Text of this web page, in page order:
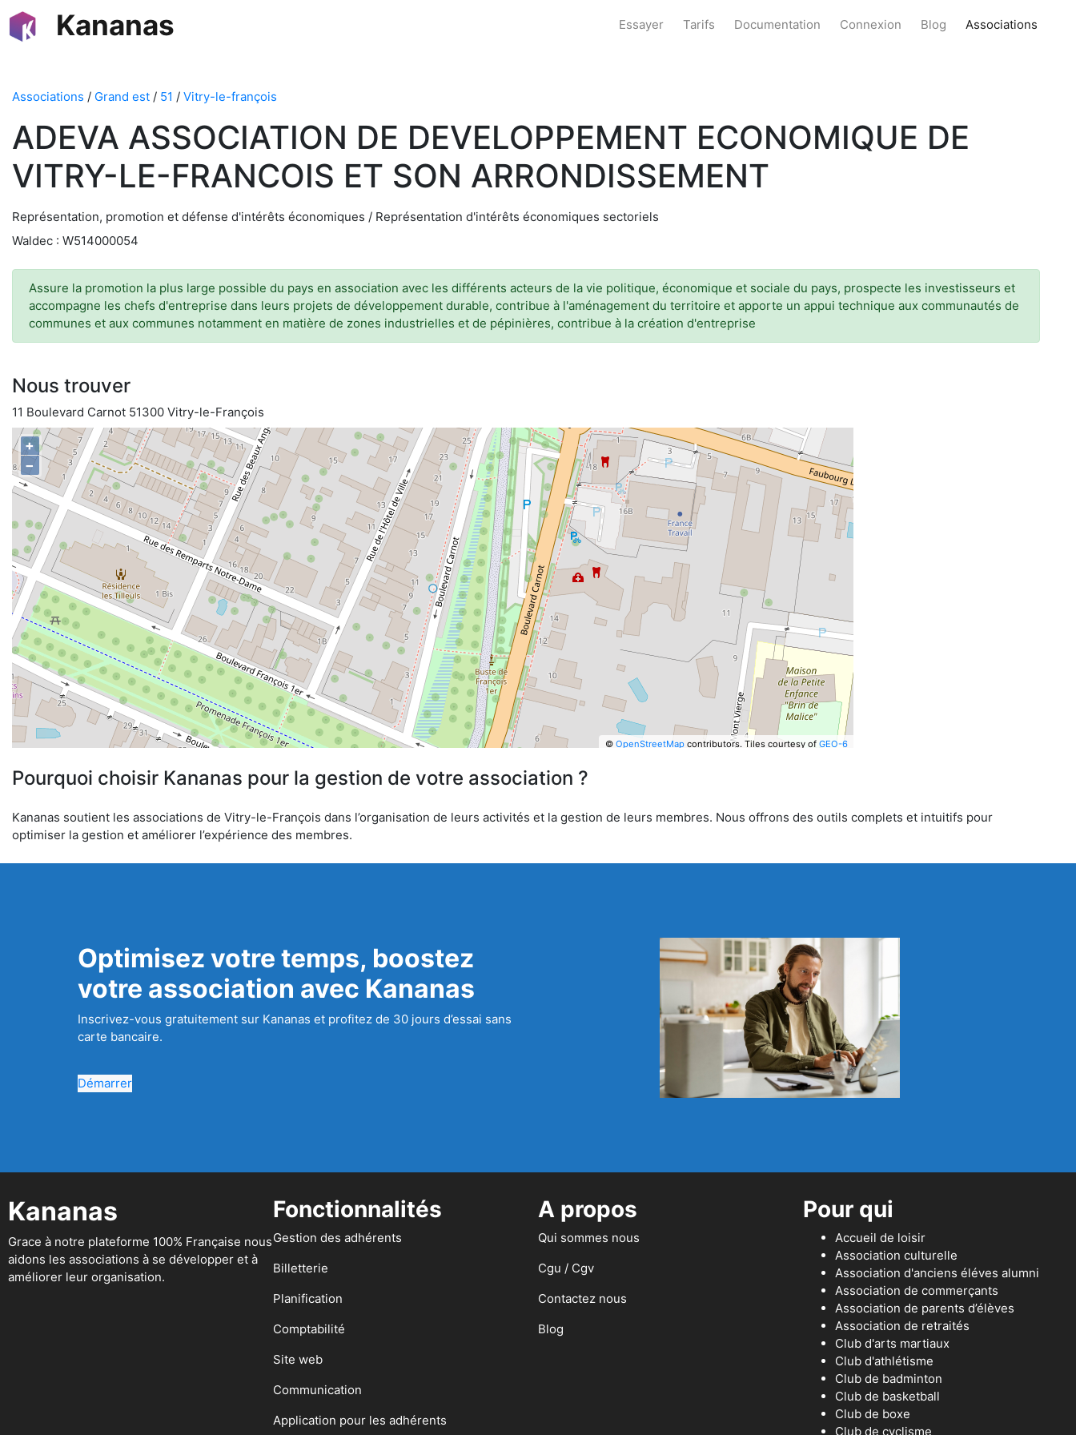
Kananas Essayer Tarifs Documentation Connexion Blog Associations
Associations / Grand est / 51 / Vitry-le-françois
ADEVA ASSOCIATION DE DEVELOPPEMENT ECONOMIQUE DE
VITRY-LE-FRANCOIS ET SON ARRONDISSEMENT
Représentation, promotion et défense d'intérêts économiques / Représentation d'intérêts économiques sectoriels
Waldec : W514000054
Assure la promotion la plus large possible du pays en association avec les différents acteurs de la vie politique, économique et sociale du pays, prospecte les investisseurs et
accompagne les chefs d'entreprise dans leurs projets de développement durable, contribue à l'aménagement du territoire et apporte un appui technique aux communautés de
communes et aux communes notamment en matière de zones industrielles et de pépinières, contribue à la création d'entreprise
Nous trouver
11 Boulevard Carnot 51300 Vitry-le-François
+
−
© OpenStreetMapcontributors. Tiles courtesy of GEO-6
Pourquoi choisir Kananas pour la gestion de votre association ?
Kananas soutient les associations de Vitry-le-François dans l’organisation de leurs activités et la gestion de leurs membres. Nous offrons des outils complets et intuitifs pour
optimiser la gestion et améliorer l’expérience des membres.
Optimisez votre temps, boostez
votre association avec Kananas
Inscrivez-vous gratuitement sur Kananas et profitez de 30 jours d’essai sans
carte bancaire.
Démarrer
Kananas
Grace à notre plateforme 100% Française nous
aidons les associations à se développer et à
améliorer leur organisation.
Fonctionnalités
Gestion des adhérents
Billetterie
Planification
Comptabilité
Site web
Communication
Application pour les adhérents
A propos
Qui sommes nous
Cgu / Cgv
Contactez nous
Blog
Pour qui
Accueil de loisir
Association culturelle
Association d'anciens éléves alumni
Association de commerçants
Association de parents d’élèves
Association de retraités
Club d'arts martiaux
Club d'athlétisme
Club de badminton
Club de basketball
Club de boxe
Club de cyclisme